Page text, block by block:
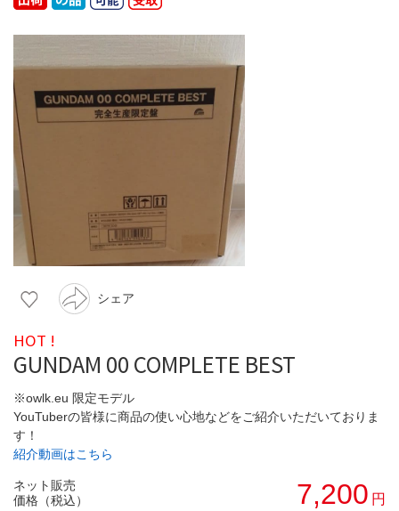
シェア
HOT !
GUNDAM 00 COMPLETE BEST
※owlk.eu 限定モデル
YouTuberの皆様に商品の使い心地などをご紹介いただいておりま
す！
紹介動画はこちら
ネット販売
価格（税込）
7,200 円